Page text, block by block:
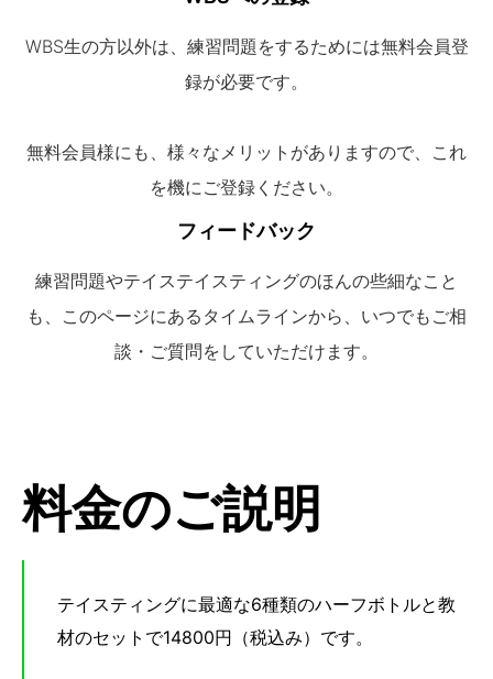
WBS生の方以外は、練習問題をするためには無料会員登
録が必要です。
無料会員様にも、様々なメリットがありますので、これ
を機にご登録ください。
フィードバック
練習問題やテイステイスティングのほんの些細なこと
も、このページにあるタイムラインから、いつでもご相
談・ご質問をしていただけます。
料金のご説明
テイスティングに最適な6種類のハーフボトルと教
材のセットで14800円（税込み）です。